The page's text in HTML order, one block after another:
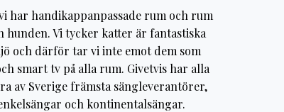
har handikappanpassade rum och rum
hunden. Vi tycker katter är fantastiska
och därför tar vi inte emot dem som
smart tv på alla rum. Givetvis har alla
av Sverige främsta sängleverantörer,
och kontinentalsängar.